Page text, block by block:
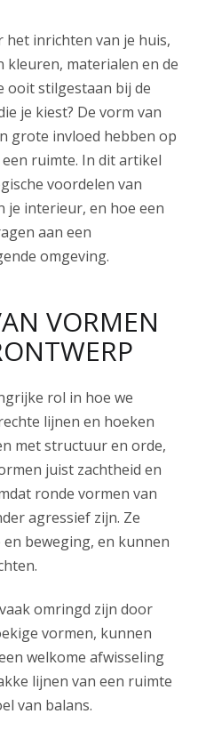
het inrichten van je huis,
kleuren, materialen en de
ooit stilgestaan bij de
je kiest? De vorm van
grote invloed hebben op
ruimte. In dit artikel
voordelen van
je interieur, en hoe een
aan een
omgeving.
VORMEN
rol in hoe we
lijnen en hoeken
met structuur en orde,
juist zachtheid en
ronde vormen van
agressief zijn. Ze
beweging, en kunnen
omringd zijn door
vormen, kunnen
welkome afwisseling
lijnen van een ruimte
van balans.